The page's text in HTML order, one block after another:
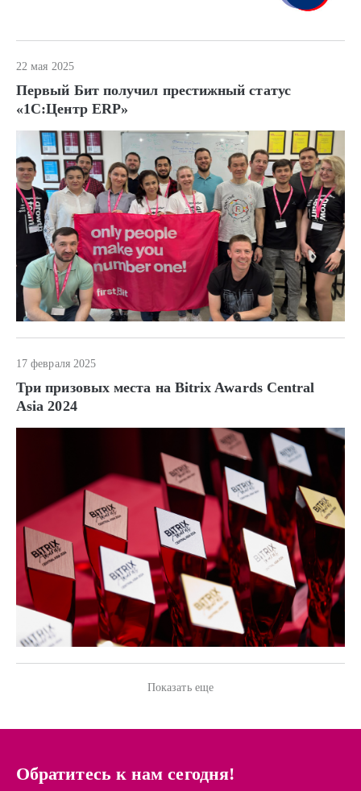
22 мая 2025
Первый Бит получил престижный статус
«1С:Центр ERP»
17 февраля 2025
Три призовых места на Bitrix Awards Central
Asia 2024
Показать еще
Обратитесь к нам сегодня!